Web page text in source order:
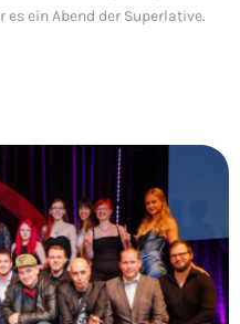
ein Abend der Superlative.